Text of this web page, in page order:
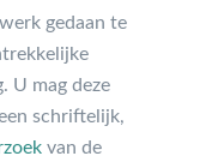
gedaan te
U mag deze
schriftelijk,
van de